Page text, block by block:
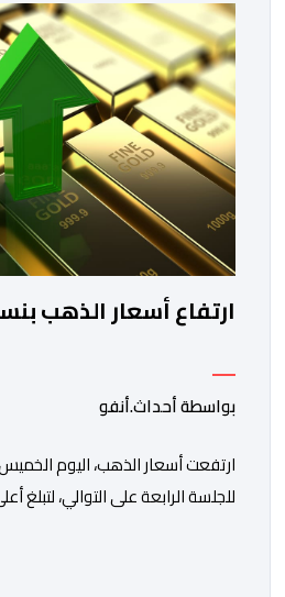
على فرص الاستثمار المتاحة
والاستفادة من مواكبة عن قرب
ارتفاع أسعار الذهب بنسبة 1 في
بواسطة أحداث.أنفو
للجلسة الرابعة على التوالي،